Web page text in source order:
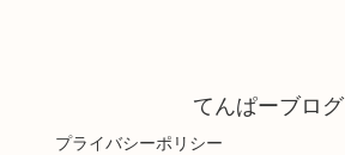
てんぱーブログ
プライバシーポリシー